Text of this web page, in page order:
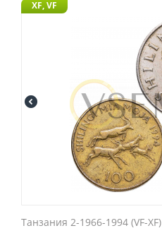
XF, VF
Танзания 2-1966-1994 (VF-XF)